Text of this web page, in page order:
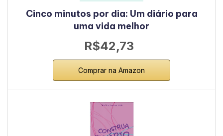
Cinco minutos por dia: Um diário para
uma vida melhor
R$42,73
Comprar na Amazon